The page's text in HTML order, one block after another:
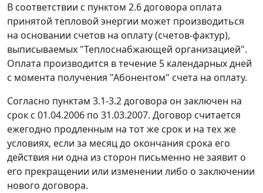
В соответствии с пунктом 2.6 договора оплата
принятой тепловой энергии может производиться
на основании счетов на оплату (счетов-фактур),
выписываемых "Теплоснабжающей организацией".
Оплата производится в течение 5 календарных дней
с момента получения "Абонентом" счета на оплату.
Согласно пунктам 3.1-3.2 договора он заключен на
срок с 01.04.2006 по 31.03.2007. Договор считается
ежегодно продленным на тот же срок и на тех же
условиях, если за месяц до окончания срока его
действия ни одна из сторон письменно не заявит о
его прекращении или изменении либо о заключении
нового договора.